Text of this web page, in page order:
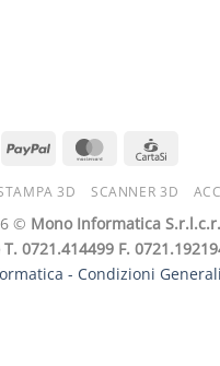
3D SCANNER 3D
© Mono Informatica S.r.l.c.r.
0721.414499 F.
- Condizioni